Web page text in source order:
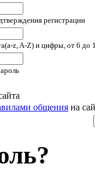
регистрации
z, A-Z) и цифры, от 6 до
общения на